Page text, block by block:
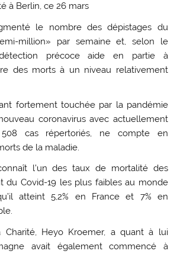
à Berlin, ce 26 mars
le nombre des dépistages du
million» par semaine et, selon le
précoce aide en partie à
des morts à un niveau relativement
fortement touchée par la pandémie
coronavirus avec actuellement
cas répertoriés, ne compte en
de la maladie.
l’un des taux de mortalité des
du Covid-19 les plus faibles au monde
atteint 5,2% en France et 7% en
Heyo Kroemer, a quant à lui
avait également commencé à